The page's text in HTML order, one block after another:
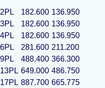
182.600 136.950
182.600 136.950
182.600 136.950
281.600 211.200
488.400 366.300
649.000 486.750
887.700 665.775